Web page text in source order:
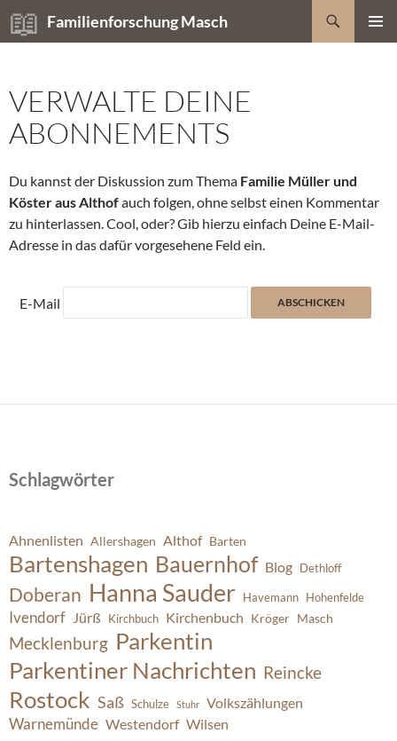
Zum
Inhalt
Familienforschung Masch
Suchen
VERWALTE DEINE
ABONNEMENTS
Du kannst der Diskussion zum Thema Familie Müller und
Köster aus Althofauch folgen, ohne selbst einen Kommentar
zu hinterlassen. Cool, oder? Gib hierzu einfach Deine E-Mail-
Adresse in das dafür vorgesehene Feld ein.
E-Mail
Schlagwörter
Ahnenlisten Allershagen Althof Barten
Bartenshagen Bauernhof Blog Dethloff
Doberan Hanna Sauder Havemann Hohenfelde
Ivendorf Jürß Kirchbuch Kirchenbuch Kröger Masch
Mecklenburg Parkentin
Parkentiner Nachrichten Reincke
Rostock Saß Schulze Stuhr Volkszählungen
Warnemünde Westendorf Wilsen